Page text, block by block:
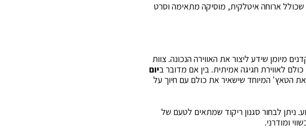
שכולל ארוחה איטלקית, מוסיקה מתאימה וסרט
מיומן שידע ליצור את האווירה הנכונה. צוות
לאווירת חגיגה אמיתית. בין אם מדובר ביום
את הטאץ' המיוחד שישאיר את כולם עם חיוך על
ניתן לבחור סגנון ריקוד שמתאים לטעם של
ומודרני.